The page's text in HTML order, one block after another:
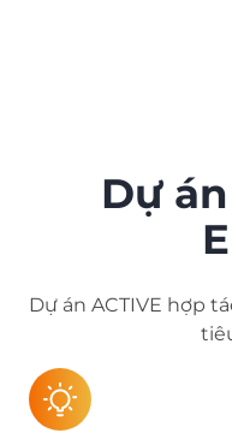
Dự
Dự án ACTIVE hợp